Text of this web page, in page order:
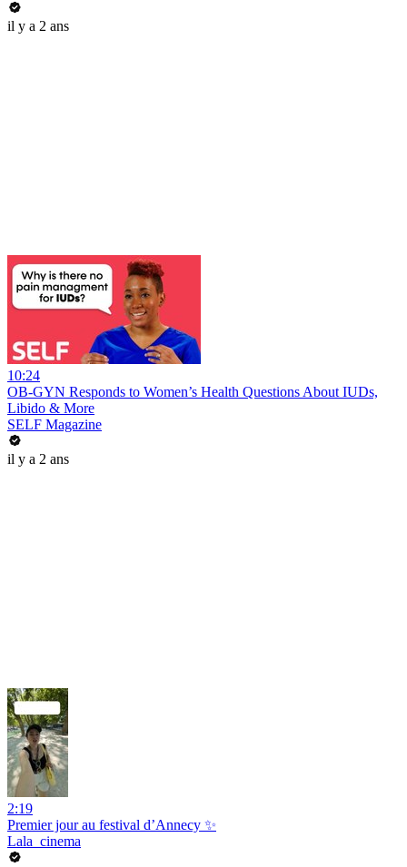
il y a 2 ans
10:24
OB-GYN Responds to Women’s Health Questions About IUDs,
Libido & More
SELF Magazine
il y a 2 ans
2:19
Premier jour au festival d’Annecy ✨
Lala_cinema